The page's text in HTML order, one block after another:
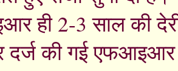
ही 2-3 साल की
दर्ज की गई एफआइआर